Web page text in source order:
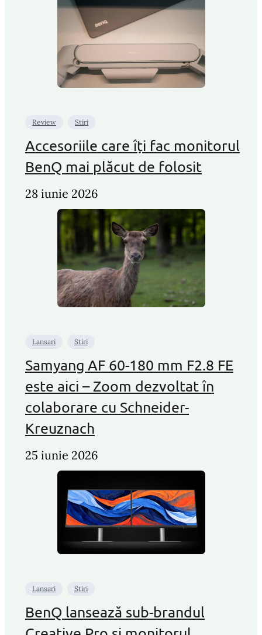
Review Stiri
Accesoriile care îți fac monitorul
BenQ mai plăcut de folosit
28 iunie 2026
Lansari Stiri
Samyang AF 60-180 mm F2.8 FE
este aici – Zoom dezvoltat în
colaborare cu Schneider-
Kreuznach
25 iunie 2026
Lansari Stiri
BenQ lansează sub-brandul